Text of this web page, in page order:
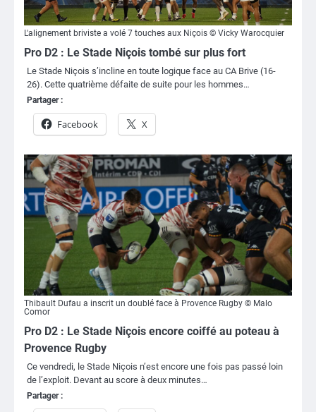
L'alignement briviste a volé 7 touches aux Niçois © Vicky Warocquier
Pro D2 : Le Stade Niçois tombé sur plus fort
Le Stade Niçois s’incline en toute logique face au CA Brive (16-
26). Cette quatrième défaite de suite pour les hommes…
Partager :
Facebook X
Thibault Dufau a inscrit un doublé face à Provence Rugby © Malo
Comor
Pro D2 : Le Stade Niçois encore coiffé au poteau à
Provence Rugby
Ce vendredi, le Stade Niçois n’est encore une fois pas passé loin
de l’exploit. Devant au score à deux minutes…
Partager :